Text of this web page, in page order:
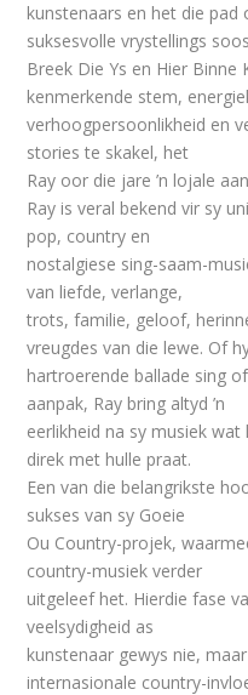
kunstenaars en het die pad
suksesvolle vrystellings soos
Breek Die Ys en Hier Binne
kenmerkende stem,
verhoogpersoonlikheid en
stories te skakel, het
Ray oor die jare ’n lojale
Ray is veral bekend vir sy
pop, country en
nostalgiese sing-saam-
van liefde, verlange,
trots, familie, geloof,
vreugdes van die lewe. Of hy
hartroerende ballade sing
aanpak, Ray bring altyd ’n
eerlikheid na sy musiek
direk met hulle praat.
Een van die belangrikste
sukses van sy Goeie
Ou Country-projek,
country-musiek verder
uitgeleef het. Hierdie fase
veelsydigheid as
kunstenaar gewys nie,
internasionale country-